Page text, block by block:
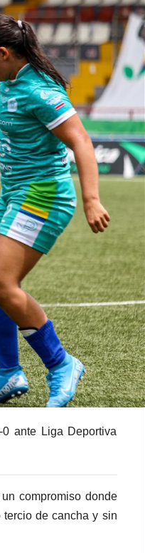
ante Liga Deportiva
compromiso donde
de cancha y sin